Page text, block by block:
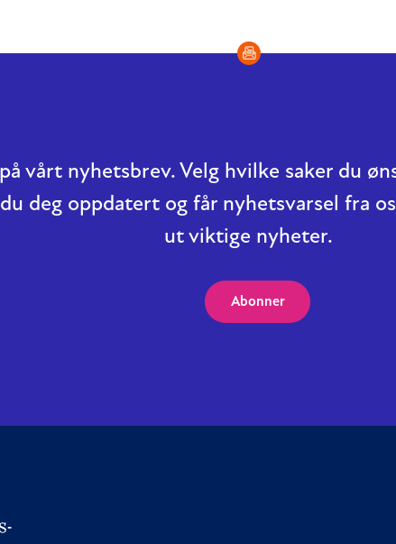
vårt nyhetsbrev. Velg hvilke saker du
deg oppdatert og får nyhetsvarsel fra
ut viktige nyheter.
Abonner